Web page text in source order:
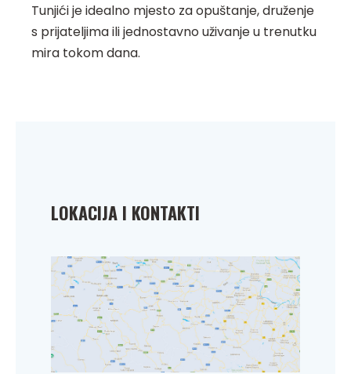
Tunjići je idealno mjesto za opuštanje, druženje
s prijateljima ili jednostavno uživanje u trenutku
mira tokom dana.
LOKACIJA I KONTAKTI